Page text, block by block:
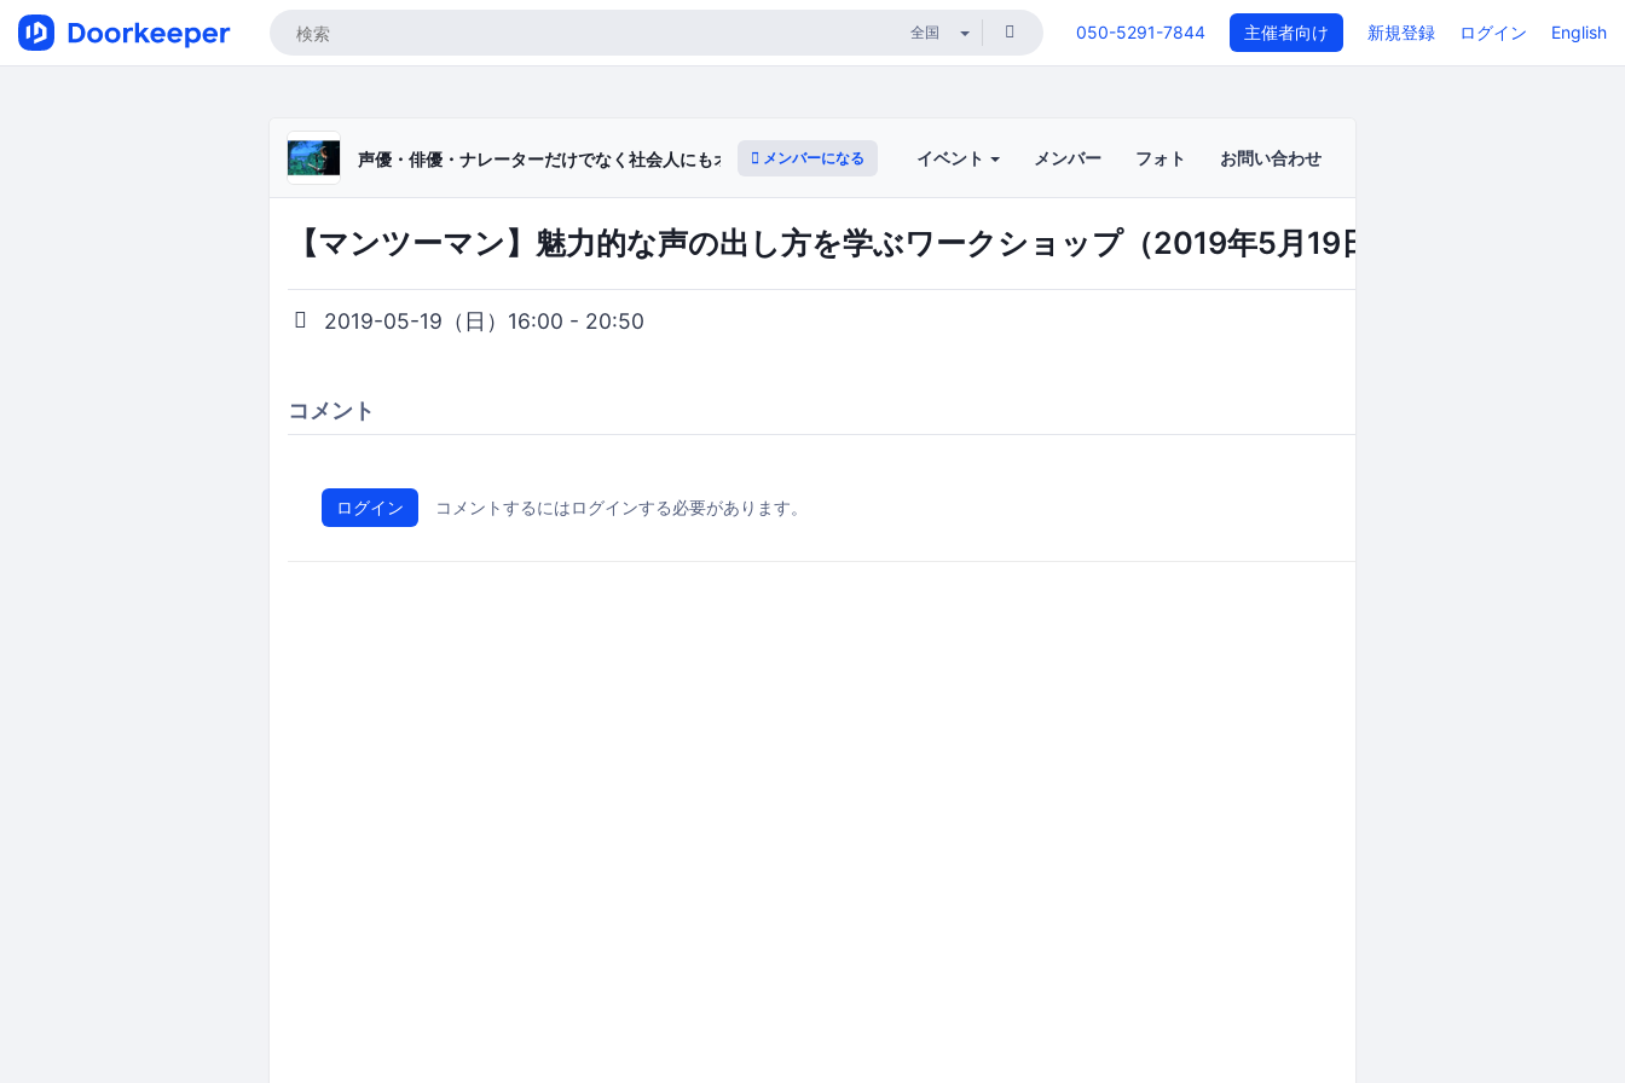
050-5291-7844 主催者向け 新規登録 ログイン English
声優・俳優・ナレーターだけでなく社会人にもオススメ！！ 【魅力的な声の出し方を学ぶ】講座
メンバーになる イベント メンバー フォト お問い合わせ
【マンツーマン】魅力的な声の出し方を学ぶワークショップ（2019年5月19日開催）
2019-05-19（日）16:00 - 20:50
コメント
ログイン コメントするにはログインする必要があります。